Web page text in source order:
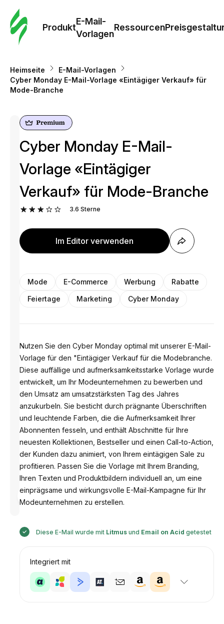
Produkt
E-Mail-
Vorlagen
Ressourcen
Heimseite
E-Mail-Vorlagen
Cyber Monday E-Mail-Vorlage «Eintägiger Verkauf» für
Mode-Branche
Entworfen
von
Anastasiia
Cyber Monday E-Mail-
Vorlage «Eintägiger
Verkauf» für Mode-Branche
3.6 Sterne
Im Editor verwenden
Mode E-Commerce Werbung
Rabatte
Feiertage
Marketing Cyber Monday
Nutzen Sie den Cyber ​​Monday optimal mit unserer E-Mail-
Vorlage für den "Eintägiger Verkauf für die Modebranche.
Diese auffällige und aufmerksamkeitsstarke Vorlage wurde
entwickelt, um Ihr Modeunternehmen zu bewerben und
den Umsatz am umsatzstärksten Tag des Jahres
anzukurbeln. Sie besticht durch prägnante Überschriften
und leuchtende Farben, die die Aufmerksamkeit Ihrer
Abonnenten fesseln, und enthält Abschnitte für Ihre
neuesten Kollektionen, Bestseller und einen Call-to-Action,
der Kunden dazu animiert, von Ihrem eintägigen Sale zu
profitieren. Passen Sie die Vorlage mit Ihrem Branding,
Ihren Texten und Produktbildern individuell an, um eine
einprägsame und wirkungsvolle E-Mail-Kampagne für Ihr
Modeunternehmen zu erstellen.
Diese E-Mail wurde mit Litmusund Email on Acid getestet
Integriert mit